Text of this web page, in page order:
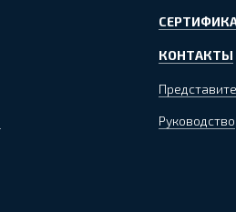
КОНТАКТЫ
Руководство